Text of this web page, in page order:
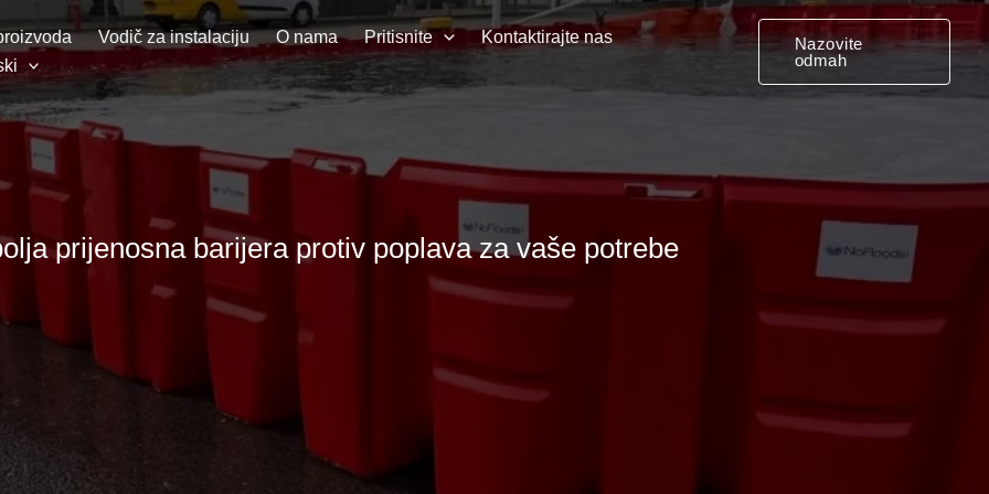
Vodič za instalaciju O nama Pritisnite
Kontaktirajte nas
Nazovite
odmah
prijenosna barijera protiv poplava za vaše potrebe